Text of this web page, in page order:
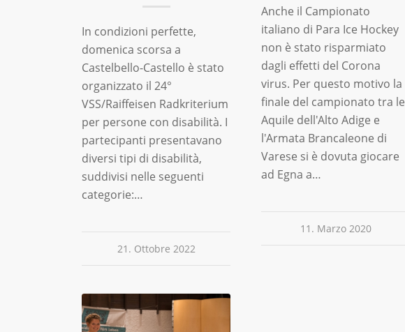
In condizioni perfette,
domenica scorsa a
Castelbello-Castello è stato
organizzato il 24°
VSS/Raiffeisen Radkriterium
per persone con disabilità. I
partecipanti presentavano
diversi tipi di disabilità,
suddivisi nelle seguenti
categorie:…
21. Ottobre 2022
Anche il Campionato
italiano di Para Ice Hockey
non è stato risparmiato
dagli effetti del Corona
virus. Per questo motivo la
finale del campionato tra le
Aquile dell'Alto Adige e
l'Armata Brancaleone di
Varese si è dovuta giocare
ad Egna a…
11. Marzo 2020